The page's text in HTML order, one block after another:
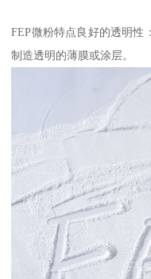
FEP微粉特点良好的透明性
制造透明的薄膜或涂层。